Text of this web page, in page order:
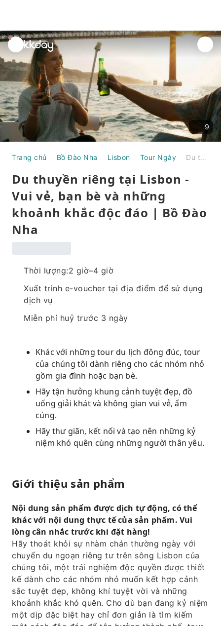
unread
notifications
9
Trang chủ Bồ Đào Nha Lisbon Tour Ngày Du thuyền riêng tại Lisbon - Vui vẻ, bạn bè và những khoảnh khắc độc đáo | Bồ Đào Nha
Du thuyền riêng tại Lisbon -
Vui vẻ, bạn bè và những
khoảnh khắc độc đáo | Bồ Đào
Nha
Thời lượng:2 giờ–4 giờ
Xuất trình e-voucher tại địa điểm để sử dụng
dịch vụ
Miễn phí huỷ trước 3 ngày
Khác với những tour du lịch đông đúc, tour
của chúng tôi dành riêng cho các nhóm nhỏ
gồm gia đình hoặc bạn bè.
Hãy tận hưởng khung cảnh tuyệt đẹp, đồ
uống giải khát và không gian vui vẻ, ấm
cúng.
Hãy thư giãn, kết nối và tạo nên những kỷ
niệm khó quên cùng những người thân yêu.
Giới thiệu sản phẩm
Nội dung sản phẩm được dịch tự động, có thể
khác với nội dung thực tế của sản phẩm. Vui
lòng cân nhắc trước khi đặt hàng!
Hãy thoát khỏi sự nhàm chán thường ngày với
chuyến du ngoạn riêng tư trên sông Lisbon của
chúng tôi, một trải nghiệm độc quyền được thiết
kế dành cho các nhóm nhỏ muốn kết hợp cảnh
sắc tuyệt đẹp, không khí tuyệt vời và những
khoảnh khắc khó quên. Cho dù bạn đang kỷ niệm
một dịp đặc biệt hay chỉ đơn giản là tìm kiếm